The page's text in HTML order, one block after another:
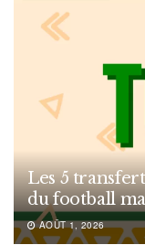
Les 5
du football
AOÛT 1, 2026